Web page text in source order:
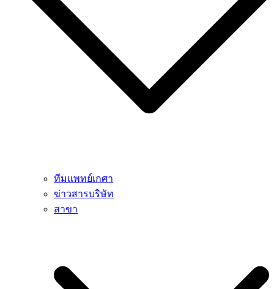
ทีมแพทย์เกศา
ข่าวสารบริษัท
สาขา